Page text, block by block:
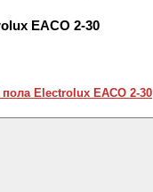
EACO 2-30
пола Electrolux EACO 2-30